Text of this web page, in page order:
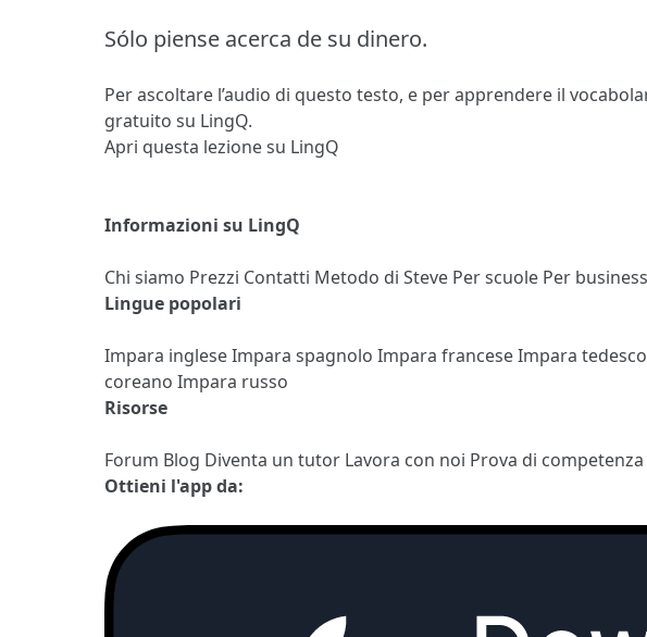
Sólo piense acerca de su dinero.
Per ascoltare l’audio di questo testo, e per apprendere il
gratuito su LingQ.
Apri questa lezione su LingQ
Informazioni su LingQ
Chi siamo Prezzi Contatti Metodo di Steve Per scuole Per business
Lingue popolari
Impara ingleseImpara spagnolo Impara franceseImpara tedesco
coreano Impara russo
Risorse
Forum Blog Diventa un tutor Lavora con noi Prova di competenza
Ottieni l'app da: